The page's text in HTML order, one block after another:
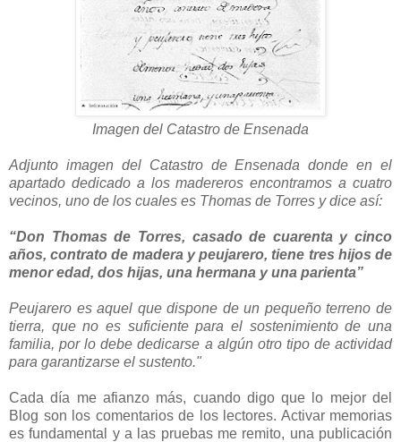
Imagen del Catastro de Ensenada
Adjunto imagen del Catastro de Ensenada donde en el
apartado dedicado a los madereros encontramos a cuatro
vecinos, uno de los cuales es Thomas de Torres y dice así:
“Don Thomas de Torres, casado de cuarenta y cinco
años, contrato de madera y peujarero, tiene tres hijos de
menor edad, dos hijas, una hermana y una parienta”
Peujarero es aquel que dispone de un pequeño terreno de
tierra, que no es suficiente para el sostenimiento de una
familia, por lo debe dedicarse a algún otro tipo de actividad
para garantizarse el sustento."
Cada día me afianzo más, cuando digo que lo mejor del
Blog son los comentarios de los lectores. Activar memorias
es fundamental y a las pruebas me remito, una publicación